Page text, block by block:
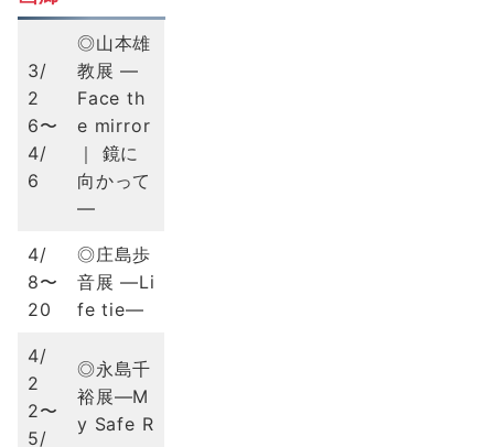
3/
2
6〜
4/
6
◎山本雄
教展 ―
Face th
e mirror
｜ 鏡に
向かって
―
4/
8〜
20
◎庄島歩
音展 ―Li
fe tie―
4/
2
2〜
5/
◎永島千
裕展―M
y Safe R